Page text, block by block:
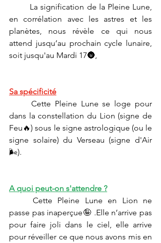
en corrélation avec les astres et les
planètes, nous révèle ce qui nous
attend jusqu’au prochain cycle lunaire,
soit jusqu'au Mardi 17🌚,
Sa spécificité
dans la constellation du Lion (signe de
Feu🔥) sous le signe astrologique (ou le
signe solaire) du Verseau (signe d'Air
🌬).
A quoi peut-on s'attendre ?
passe pas inaperçue🤪 .Elle n’arrive pas
pour faire joli dans le ciel, elle arrive
pour réveiller ce que nous avons mis en